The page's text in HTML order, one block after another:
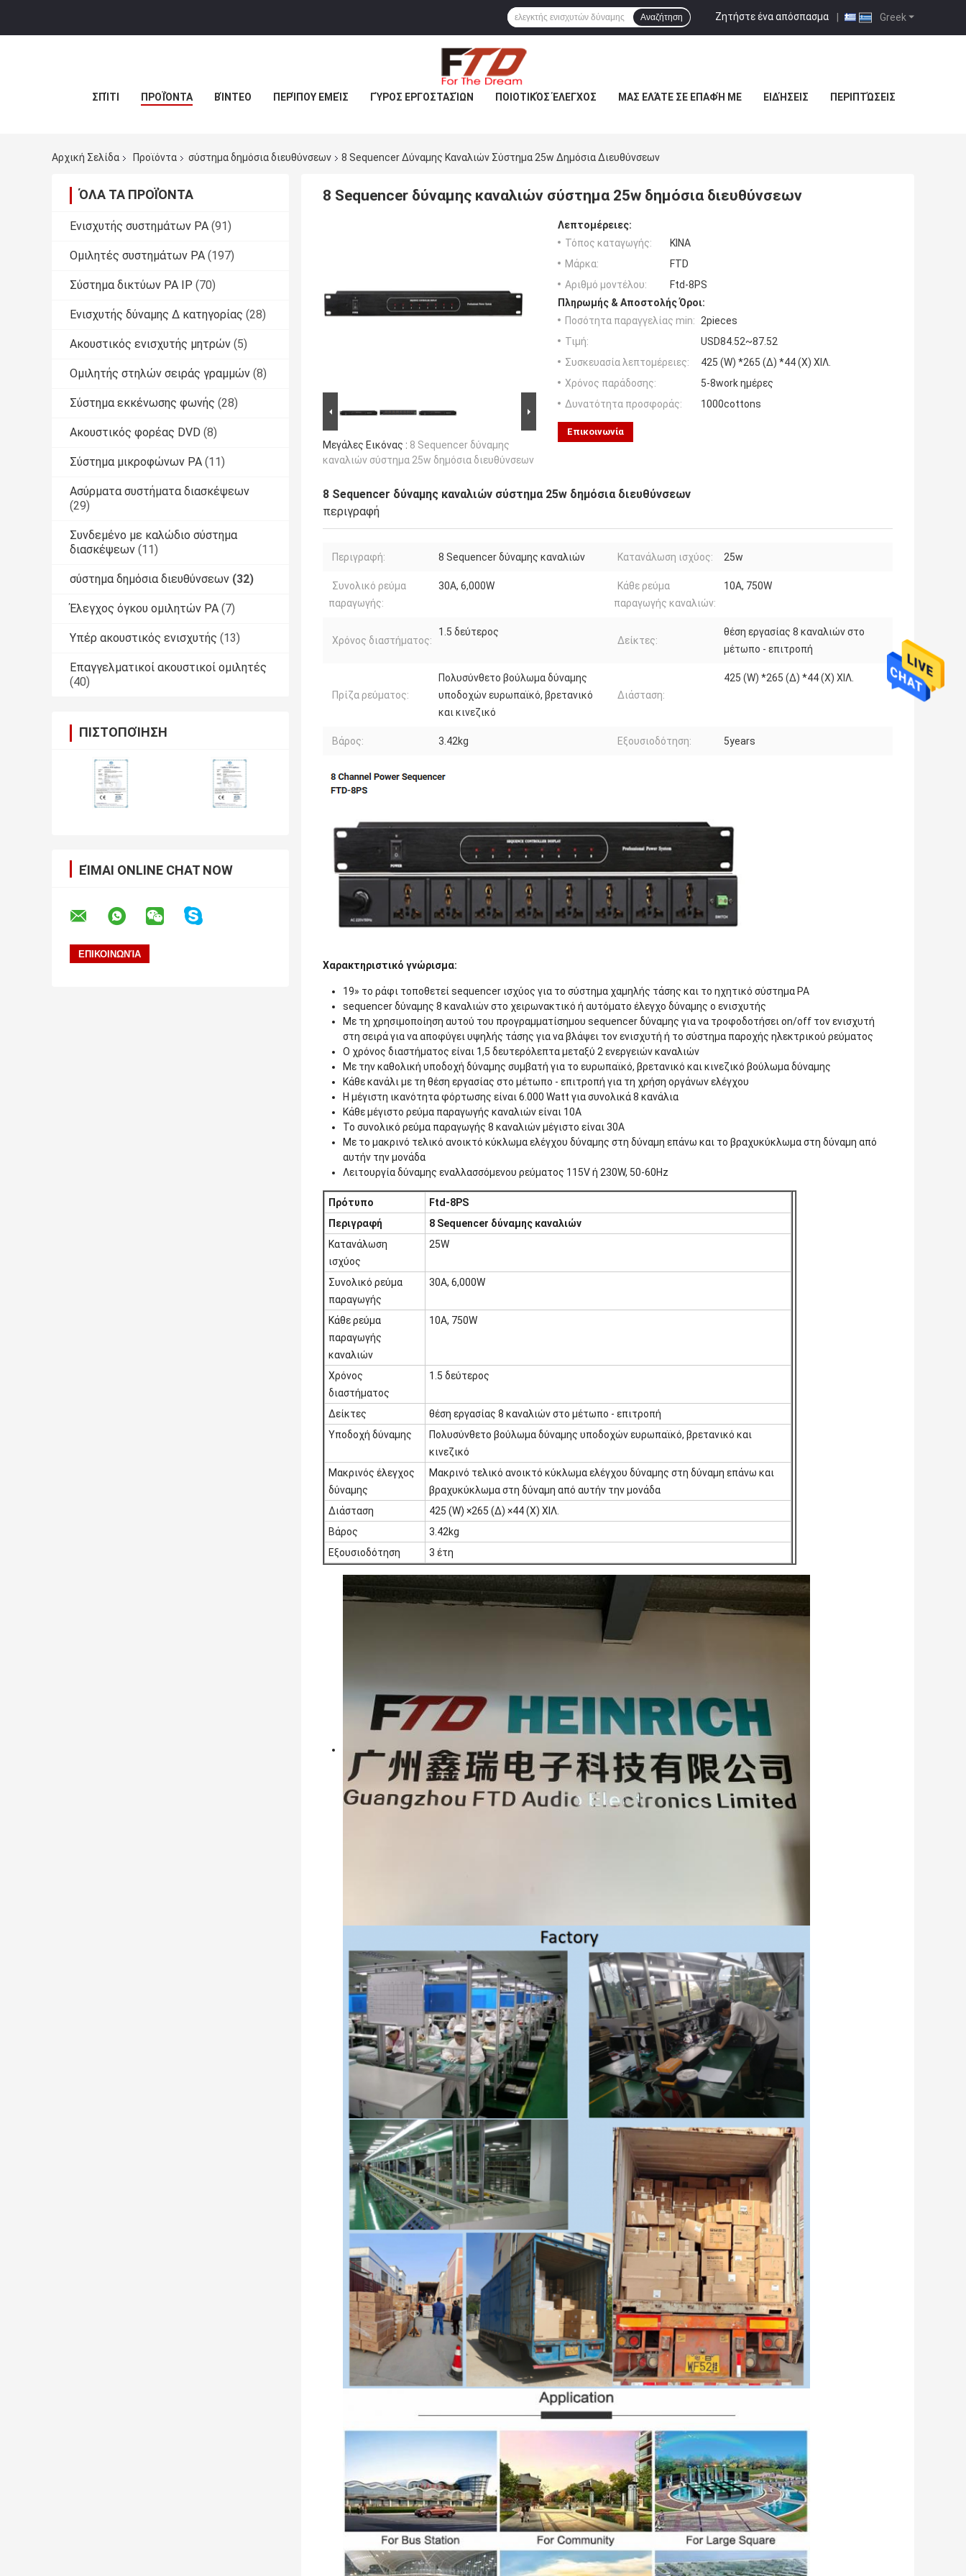
Greek
Ζητήστε ένα απόσπασμα |
Αναζήτηση
ΣΠΊΤΙ ΠΡΟΪΌΝΤΑ ΒΊΝΤΕΟ ΠΕΡΊΠΟΥ ΕΜΕΊΣ ΓΎΡΟΣ ΕΡΓΟΣΤΑΣΊΩΝ ΠΟΙΟΤΙΚΌΣ ΈΛΕΓΧΟΣ ΜΑΣ ΕΛΆΤΕ ΣΕ ΕΠΑΦΉ ΜΕ ΕΙΔΉΣΕΙΣ ΠΕΡΙΠΤΏΣΕΙΣ
Αρχική Σελίδα Προϊόντα σύστημα δημόσια διευθύνσεων 8 Sequencer Δύναμης Καναλιών Σύστημα 25w Δημόσια Διευθύνσεων
ΌΛΑ ΤΑ ΠΡΟΪΌΝΤΑ
Ενισχυτής συστημάτων PA (91)
Ομιλητές συστημάτων PA (197)
Σύστημα δικτύων PA IP (70)
Ενισχυτής δύναμης Δ κατηγορίας (28)
Ακουστικός ενισχυτής μητρών (5)
Ομιλητής στηλών σειράς γραμμών (8)
Σύστημα εκκένωσης φωνής (28)
Ακουστικός φορέας DVD (8)
Σύστημα μικροφώνων PA (11)
Ασύρματα συστήματα διασκέψεων
(29)
Συνδεμένο με καλώδιο σύστημα
διασκέψεων (11)
σύστημα δημόσια διευθύνσεων (32)
Έλεγχος όγκου ομιλητών PA (7)
Υπέρ ακουστικός ενισχυτής (13)
Επαγγελματικοί ακουστικοί ομιλητές
(40)
ΠΙΣΤΟΠΟΊΗΣΗ
ΕΊΜΑΙ ONLINE CHAT NOW
8 Sequencer δύναμης καναλιών σύστημα 25w δημόσια διευθύνσεων
Μεγάλες Εικόνας : 8 Sequencer δύναμης
καναλιών σύστημα 25w δημόσια διευθύνσεων
Λεπτομέρειες:
Τόπος καταγωγής:
ΚΙΝΑ
Μάρκα:
FTD
Αριθμό μοντέλου:
Ftd-8PS
Πληρωμής & Αποστολής Όροι:
Ποσότητα παραγγελίας min: 2pieces
Τιμή:
USD84.52~87.52
Συσκευασία λεπτομέρειες:
425 (W) *265 (Δ) *44 (Χ) ΧΙΛ.
Χρόνος παράδοσης:
5-8work ημέρες
Δυνατότητα προσφοράς:
1000cottons
Επικοινωνία
8 Sequencer δύναμης καναλιών σύστημα 25w δημόσια διευθύνσεων
περιγραφή
Περιγραφή: 8 Sequencer δύναμης καναλιών Κατανάλωση ισχύος: 25w
Συνολικό ρεύμα
παραγωγής:
30A, 6,000W
Κάθε ρεύμα
παραγωγής καναλιών:
10A, 750W
Χρόνος διαστήματος:
1.5 δεύτερος
Δείκτες:
θέση εργασίας 8 καναλιών στο
μέτωπο - επιτροπή
Πρίζα ρεύματος:
Πολυσύνθετο βούλωμα δύναμης
υποδοχών ευρωπαϊκό, βρετανικό
και κινεζικό
Διάσταση:
425 (W) *265 (Δ) *44 (Χ) ΧΙΛ.
Βάρος: 3.42kg Εξουσιοδότηση: 5years
Χαρακτηριστικό γνώρισμα:
19» το ράφι τοποθετεί sequencer ισχύος για το σύστημα χαμηλής τάσης και το ηχητικό σύστημα PA
sequencer δύναμης 8 καναλιών στο χειρωνακτικό ή αυτόματο έλεγχο δύναμης ο ενισχυτής
Με τη χρησιμοποίηση αυτού του προγραμματίσημου sequencer δύναμης για να τροφοδοτήσει on/off τον ενισχυτή
στη σειρά για να αποφύγει υψηλής τάσης για να βλάψει τον ενισχυτή ή το σύστημα παροχής ηλεκτρικού ρεύματος
Ο χρόνος διαστήματος είναι 1,5 δευτερόλεπτα μεταξύ 2 ενεργειών καναλιών
Με την καθολική υποδοχή δύναμης συμβατή για το ευρωπαϊκό, βρετανικό και κινεζικό βούλωμα δύναμης
Κάθε κανάλι με τη θέση εργασίας στο μέτωπο - επιτροπή για τη χρήση οργάνων ελέγχου
Η μέγιστη ικανότητα φόρτωσης είναι 6.000 Watt για συνολικά 8 κανάλια
Κάθε μέγιστο ρεύμα παραγωγής καναλιών είναι 10A
Το συνολικό ρεύμα παραγωγής 8 καναλιών μέγιστο είναι 30A
Με το μακρινό τελικό ανοικτό κύκλωμα ελέγχου δύναμης στη δύναμη επάνω και το βραχυκύκλωμα στη δύναμη από
αυτήν την μονάδα
Λειτουργία δύναμης εναλλασσόμενου ρεύματος 115V ή 230W, 50-60Hz
Πρότυπο
Ftd-8PS
Περιγραφή
8 Sequencer δύναμης καναλιών
Κατανάλωση
ισχύος
25W
Συνολικό ρεύμα
παραγωγής
30A, 6,000W
Κάθε ρεύμα
παραγωγής
καναλιών
10A, 750W
Χρόνος
διαστήματος
1.5 δεύτερος
Δείκτες
θέση εργασίας 8 καναλιών στο μέτωπο - επιτροπή
Υποδοχή δύναμης
Πολυσύνθετο βούλωμα δύναμης υποδοχών ευρωπαϊκό, βρετανικό και
κινεζικό
Μακρινός έλεγχος
δύναμης
Μακρινό τελικό ανοικτό κύκλωμα ελέγχου δύναμης στη δύναμη επάνω και
βραχυκύκλωμα στη δύναμη από αυτήν την μονάδα
Διάσταση
425 (W) ×265 (Δ) ×44 (Χ) ΧΙΛ.
Βάρος
3.42kg
Εξουσιοδότηση
3 έτη